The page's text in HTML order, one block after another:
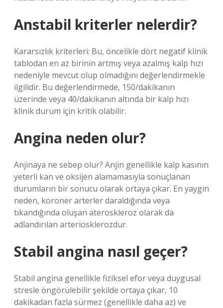
Anstabil kriterler nelerdir?
Kararsızlık kriterleri: Bu, öncelikle dört negatif klinik
tablodan en az birinin artmış veya azalmış kalp hızı
nedeniyle mevcut olup olmadığını değerlendirmekle
ilgilidir. Bu değerlendirmede, 150/dakikanın
üzerinde veya 40/dakikanın altında bir kalp hızı
klinik durum için kritik olabilir.
Angina neden olur?
Anjinaya ne sebep olur? Anjin genellikle kalp kasının
yeterli kan ve oksijen alamamasıyla sonuçlanan
durumların bir sonucu olarak ortaya çıkar. En yaygın
neden, koroner arterler daraldığında veya
tıkandığında oluşan ateroskleroz olarak da
adlandırılan arteriosklerozdur.
Stabil angina nasıl geçer?
Stabil angina genellikle fiziksel efor veya duygusal
stresle öngörülebilir şekilde ortaya çıkar, 10
dakikadan fazla sürmez (genellikle daha az) ve